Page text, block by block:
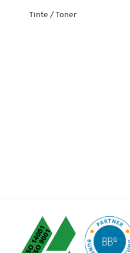
Tinte / Toner